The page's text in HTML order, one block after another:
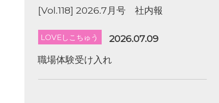
[Vol.118] 2026.7月号 社内報
LOVEしこちゅう
2026.07.09
職場体験受け入れ